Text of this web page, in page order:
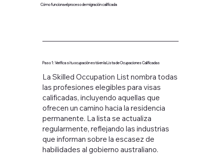
Cómo funciona el proceso de migración calificada
Paso 1: Verifica si tu ocupación está en la Lista de Ocupaciones Calificadas
La Skilled Occupation List nombra todas
las profesiones elegibles para visas
calificadas, incluyendo aquellas que
ofrecen un camino hacia la residencia
permanente. La lista se actualiza
regularmente, reflejando las industrias
que informan sobre la escasez de
habilidades al gobierno australiano.